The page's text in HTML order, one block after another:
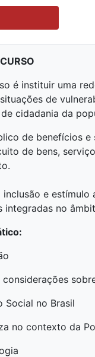
é instituir uma
de
cidadania da
de benefícios
de bens,
inclusão e
integradas no
considerações
Social no Brasil
no contexto da